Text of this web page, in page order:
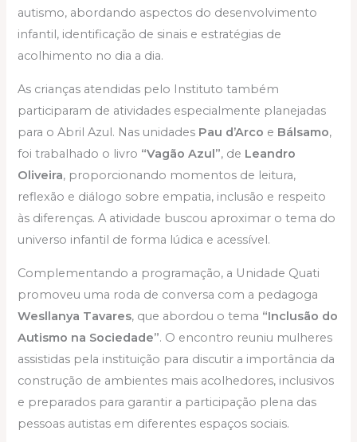
autismo, abordando aspectos do desenvolvimento
infantil, identificação de sinais e estratégias de
acolhimento no dia a dia.
As crianças atendidas pelo Instituto também
participaram de atividades especialmente planejadas
para o Abril Azul. Nas unidades Pau d’Arco e Bálsamo,
foi trabalhado o livro “Vagão Azul”, de Leandro
Oliveira, proporcionando momentos de leitura,
reflexão e diálogo sobre empatia, inclusão e respeito
às diferenças. A atividade buscou aproximar o tema do
universo infantil de forma lúdica e acessível.
Complementando a programação, a Unidade Quati
promoveu uma roda de conversa com a pedagoga
Wesllanya Tavares, que abordou o tema “Inclusão do
Autismo na Sociedade”. O encontro reuniu mulheres
assistidas pela instituição para discutir a importância da
construção de ambientes mais acolhedores, inclusivos
e preparados para garantir a participação plena das
pessoas autistas em diferentes espaços sociais.